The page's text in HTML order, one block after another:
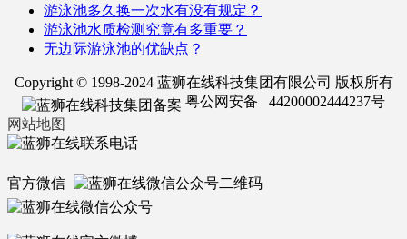
游泳池多久换一次水有没有规定？
游泳池水质检测究竟有多重要？
无边际游泳池的优缺点？
Copyright © 1998-2024 蓝狮在线科技集团有限公司 版权所有
粤公网安备 44200002444237号
网站地图
官方微信